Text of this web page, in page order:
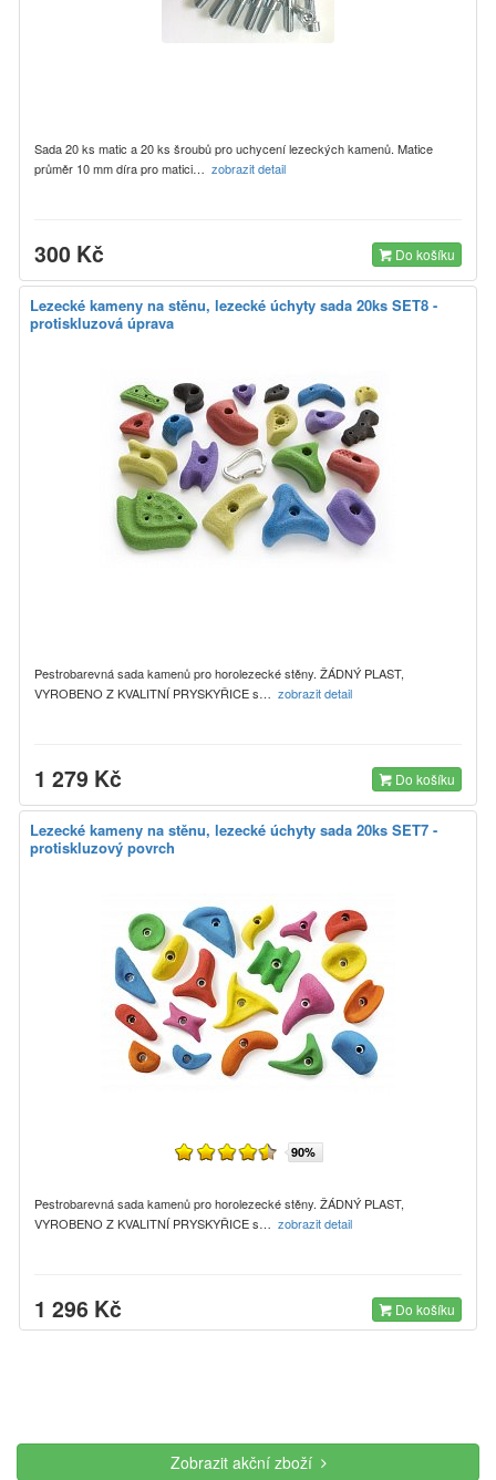
Sada 20 ks matic a 20 ks šroubů pro uchycení lezeckých kamenů. Matice
průměr 10 mm díra pro matici… zobrazit detail
300 Kč Do košíku
Lezecké kameny na stěnu, lezecké úchyty sada 20ks SET8 -
protiskluzová úprava
Pestrobarevná sada kamenů pro horolezecké stěny. ŽÁDNÝ PLAST,
VYROBENO Z KVALITNÍ PRYSKYŘICE s… zobrazit detail
1 279 Kč Do košíku
Lezecké kameny na stěnu, lezecké úchyty sada 20ks SET7 -
protiskluzový povrch
90%
Pestrobarevná sada kamenů pro horolezecké stěny. ŽÁDNÝ PLAST,
VYROBENO Z KVALITNÍ PRYSKYŘICE s… zobrazit detail
1 296 Kč Do košíku
Zobrazit akční zboží